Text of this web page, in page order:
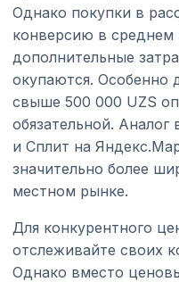
Однако покупки в
конверсию в среднем
дополнительные
окупаются. Особенно
свыше 500 000 UZS
обязательной.
и Сплит на
значительно более
местном рынке.
Для конкурентного
отслеживайте своих
Однако вместо